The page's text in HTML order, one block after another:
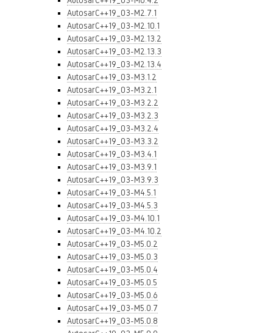
AutosarC++19_03-M2.7.1
AutosarC++19_03-M2.10.1
AutosarC++19_03-M2.13.2
AutosarC++19_03-M2.13.3
AutosarC++19_03-M2.13.4
AutosarC++19_03-M3.1.2
AutosarC++19_03-M3.2.1
AutosarC++19_03-M3.2.2
AutosarC++19_03-M3.2.3
AutosarC++19_03-M3.2.4
AutosarC++19_03-M3.3.2
AutosarC++19_03-M3.4.1
AutosarC++19_03-M3.9.1
AutosarC++19_03-M3.9.3
AutosarC++19_03-M4.5.1
AutosarC++19_03-M4.5.3
AutosarC++19_03-M4.10.1
AutosarC++19_03-M4.10.2
AutosarC++19_03-M5.0.2
AutosarC++19_03-M5.0.3
AutosarC++19_03-M5.0.4
AutosarC++19_03-M5.0.5
AutosarC++19_03-M5.0.6
AutosarC++19_03-M5.0.7
AutosarC++19_03-M5.0.8